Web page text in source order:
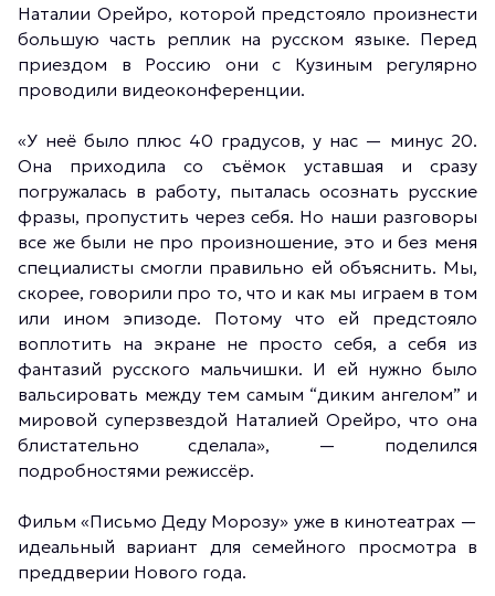
Наталии Орейро, которой предстояло произнести
большую часть реплик на русском языке. Перед
приездом в Россию они с Кузиным регулярно
проводили видеоконференции.
«У неё было плюс 40 градусов, у нас — минус 20.
Она приходила со съёмок уставшая и сразу
погружалась в работу, пыталась осознать русские
фразы, пропустить через себя. Но наши разговоры
все же были не про произношение, это и без меня
специалисты смогли правильно ей объяснить. Мы,
скорее, говорили про то, что и как мы играем в том
или ином эпизоде. Потому что ей предстояло
воплотить на экране не просто себя, а себя из
фантазий русского мальчишки. И ей нужно было
вальсировать между тем самым “диким ангелом” и
мировой суперзвездой Наталией Орейро, что она
блистательно сделала», — поделился
подробностями режиссёр.
Фильм «Письмо Деду Морозу» уже в кинотеатрах —
идеальный вариант для семейного просмотра в
преддверии Нового года.